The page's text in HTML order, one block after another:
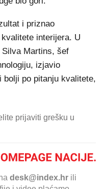
i priznao
interijera. U
Martins, šef
izjavio
bolji po pitanju kvalitete,
prijaviti grešku u
desk@index.hr ili